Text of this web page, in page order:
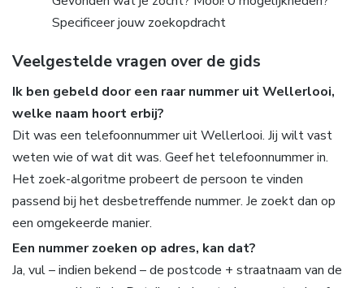
Specificeer jouw zoekopdracht
Veelgestelde vragen over de gids
Ik ben gebeld door een raar nummer uit Wellerlooi,
welke naam hoort erbij?
Dit was een telefoonnummer uit Wellerlooi. Jij wilt vast
weten wie of wat dit was. Geef het telefoonnummer in.
Het zoek-algoritme probeert de persoon te vinden
passend bij het desbetreffende nummer. Je zoekt dan op
een omgekeerde manier.
Een nummer zoeken op adres, kan dat?
Ja, vul – indien bekend – de postcode + straatnaam van de